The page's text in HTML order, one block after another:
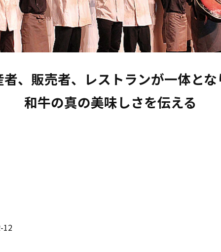
者、販売者、レストランが一体とな
和牛の真の美味しさを伝える
12